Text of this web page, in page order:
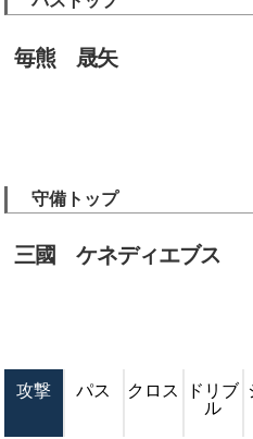
毎熊 晟矢
守備トップ
三國 ケネディエブス
攻撃 パス クロス
ドリブ
ル